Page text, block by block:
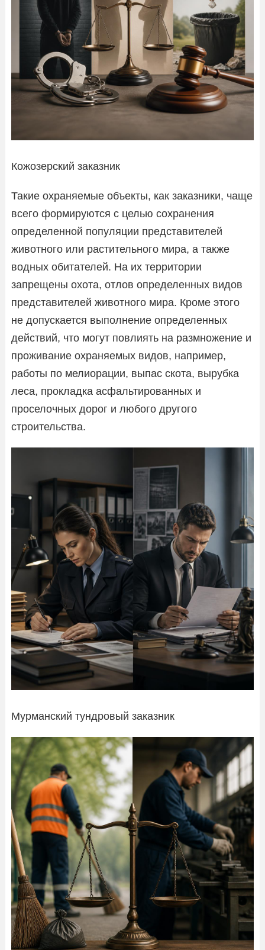
Кожозерский заказник
Такие охраняемые объекты, как заказники, чаще
всего формируются с целью сохранения
определенной популяции представителей
животного или растительного мира, а также
водных обитателей. На их территории
запрещены охота, отлов определенных видов
представителей животного мира. Кроме этого
не допускается выполнение определенных
действий, что могут повлиять на размножение и
проживание охраняемых видов, например,
работы по мелиорации, выпас скота, вырубка
леса, прокладка асфальтированных и
проселочных дорог и любого другого
строительства.
Мурманский тундровый заказник